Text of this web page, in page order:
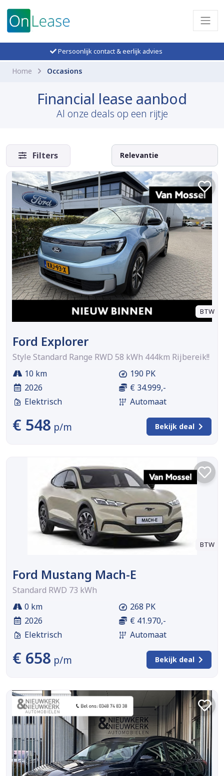
Persoonlijk contact & eerlijk advies
Home Occasions
Financial lease aanbod
Al onze deals op een rijtje
Filters
BTW
Ford Explorer
Style Standard Range RWD 58 kWh 444km Rijbereik!!
10 km
2026
Elektrisch
190 PK
€ 34.999,-
Automaat
€ 548 p/m Bekijk deal
BTW
Ford Mustang Mach-E
Standard RWD 73 kWh
0 km
2026
Elektrisch
268 PK
€ 41.970,-
Automaat
€ 658 p/m Bekijk deal